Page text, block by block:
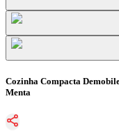
Cozinha Compacta
Menta